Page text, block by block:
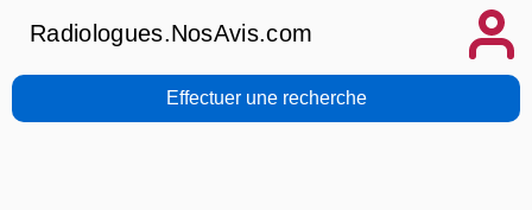
Radiologues.NosAvis.com
Effectuer une recherche